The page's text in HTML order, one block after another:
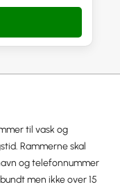
til vask og
Rammerne skal
og telefonnummer
men ikke over 15